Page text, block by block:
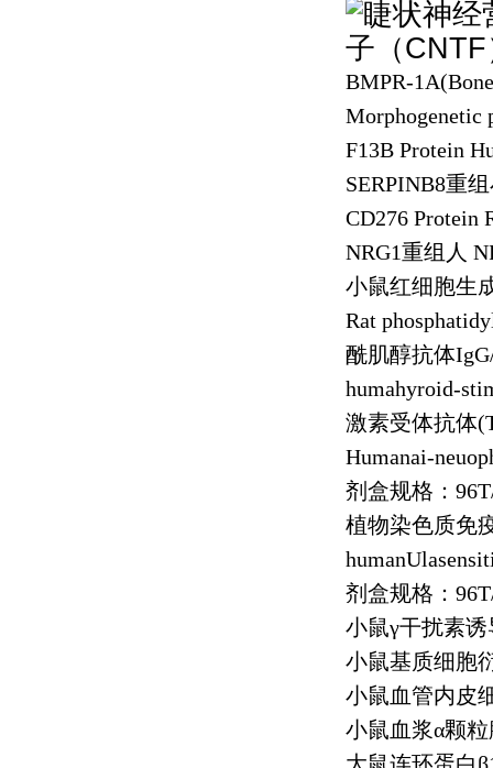
BMPR-
Morphogenetic
F13B Protein
SERPINB8重
CD276 Protein
NRG1重组人
小鼠红细胞生
Rat
酰肌醇抗体
humahyroid-
激素受体抗体
Humanai-
剂盒规格：
植物染色质免
剂盒规格：
小鼠γ干扰素
小鼠基质细胞
小鼠血管内皮
小鼠血浆α颗